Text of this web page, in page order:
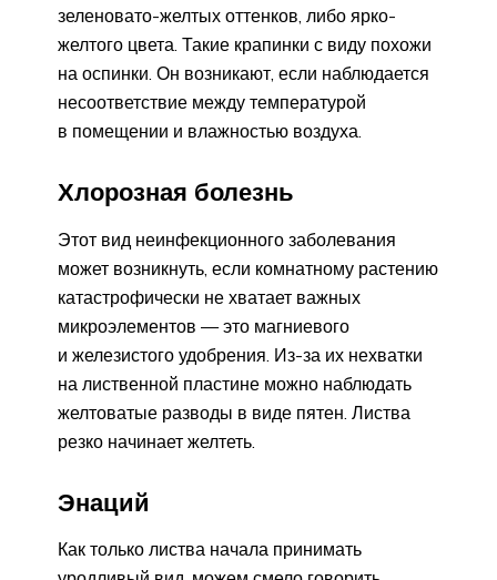
зеленовато-желтых оттенков, либо ярко-
желтого цвета. Такие крапинки с виду похожи
на оспинки. Он возникают, если наблюдается
несоответствие между температурой
в помещении и влажностью воздуха.
Хлорозная болезнь
Этот вид неинфекционного заболевания
может возникнуть, если комнатному растению
катастрофически не хватает важных
микроэлементов — это магниевого
и железистого удобрения. Из-за их нехватки
на лиственной пластине можно наблюдать
желтоватые разводы в виде пятен. Листва
резко начинает желтеть.
Энаций
Как только листва начала принимать